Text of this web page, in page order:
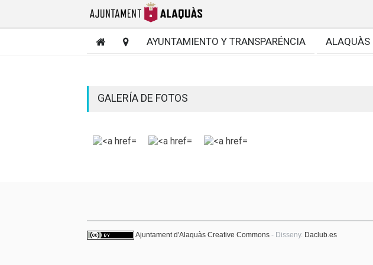
AYUNTAMIENTO Y TRANSPARÉNCIA ALAQUÀS
GALERÍA DE FOTOS
Ajuntament d'Alaquàs Creative Commons - Disseny. Daclub.es